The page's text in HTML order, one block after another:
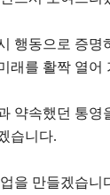
행동으로 증명
래를 활짝 열어
약속했던 통영
습니다.
을 만들겠습니